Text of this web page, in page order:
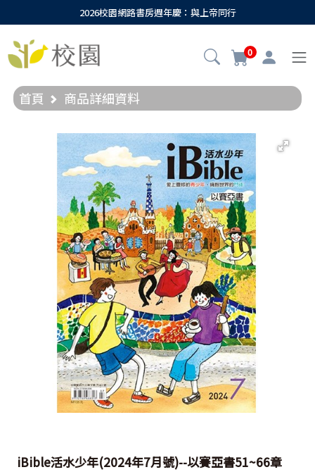
2026校園網路書房週年慶：與上帝同行
0
首頁 商品詳細資料
iBible活水少年(2024年7月號)--以賽亞書51~66章